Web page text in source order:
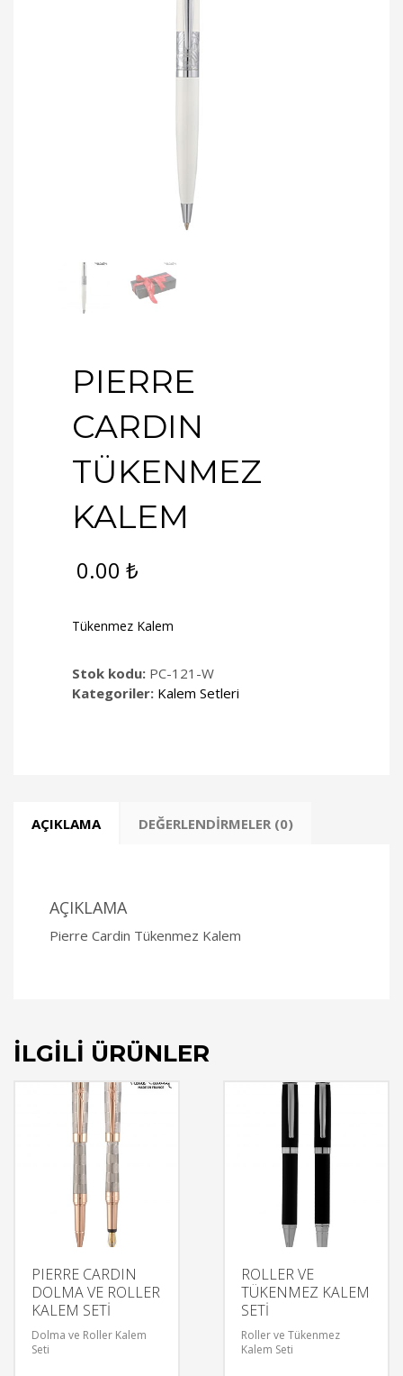
PIERRE
CARDIN
TÜKENMEZ
KALEM
0.00 ₺
Tükenmez Kalem
Stok kodu: PC-121-W
Kategoriler: Kalem Setleri
AÇIKLAMA DEĞERLENDIRMELER (0)
AÇIKLAMA
Pierre Cardin Tükenmez Kalem
İLGILI ÜRÜNLER
PIERRE CARDIN
DOLMA VE ROLLER
KALEM SETİ
Dolma ve Roller Kalem
Seti
ROLLER VE
TÜKENMEZ KALEM
SETİ
Roller ve Tükenmez
Kalem Seti